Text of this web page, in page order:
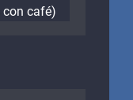
con café)